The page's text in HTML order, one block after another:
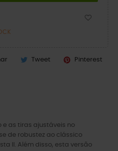
Tweet Pinterest
e as tiras ajustáveis ​​no
de robustez ao clássico
II. Além disso, esta versão